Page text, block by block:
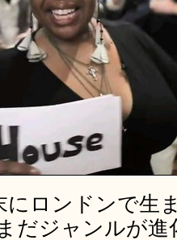
にロンドンで生
だジャンルが